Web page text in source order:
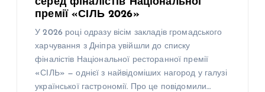
серед фіналістів Національної
премії «СІЛЬ 2026»
У 2026 році одразу вісім закладів громадського
харчування з Дніпра увійшли до списку
фіналістів Національної ресторанної премії
«СІЛЬ» — однієї з найвідоміших нагород у галузі
української гастрономії. Про це повідомили…